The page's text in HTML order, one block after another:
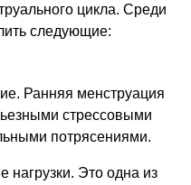
цикла. Среди
следующие:
Ранняя менструация
стрессовыми
потрясениями.
нагрузки. Это одна из